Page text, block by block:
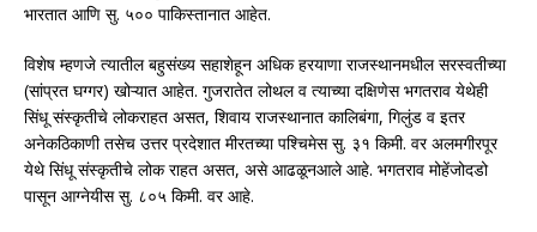
भारतात आणि सु. ५०० पाकिस्तानात आहेत.
विशेष म्हणजे त्यातील बहुसंख्य सहाशेहून अधिक हरयाणा राजस्थानमधील सरस्वतीच्या
(सांप्रत घग्गर) खोऱ्यात आहेत. गुजरातेत लोथल व त्याच्या दक्षिणेस भगतराव येथेही
सिंधू संस्कृतीचे लोकराहत असत, शिवाय राजस्थानात कालिबंगा, गिलुंड व इतर
अनेकठिकाणी तसेच उत्तर प्रदेशात मीरतच्या पश्चिमेस सु. ३१ किमी. वर अलमगीरपूर
येथे सिंधू संस्कृतीचे लोक राहत असत, असे आढळूनआले आहे. भगतराव मोहेंजोदडो
पासून आग्नेयीस सु. ८०५ किमी. वर आहे.